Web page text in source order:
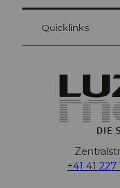
Quicklinks
+41 41 227